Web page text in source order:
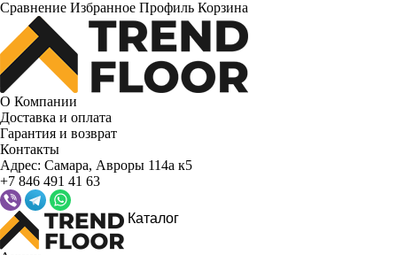
Сравнение Избранное Профиль Корзина
О Компании
Доставка и оплата
Гарантия и возврат
Контакты
Адрес: Самара, Авроры 114а к5
+7 846 491 41 63
Каталог